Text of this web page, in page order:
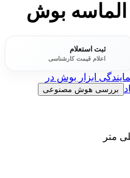
ثبت استعلام
اعلام قیمت کارشناسی
ابزار بوش در
بررسی هوش مصنوعی